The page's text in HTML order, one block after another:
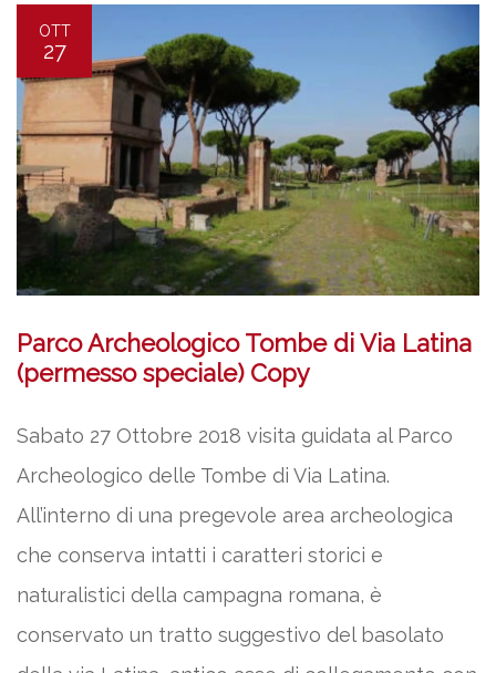
OTT
27
Parco Archeologico Tombe di Via Latina
(permesso speciale) Copy
Sabato 27 Ottobre 2018 visita guidata al Parco
Archeologico delle Tombe di Via Latina.
All’interno di una pregevole area archeologica
che conserva intatti i caratteri storici e
naturalistici della campagna romana, è
conservato un tratto suggestivo del basolato